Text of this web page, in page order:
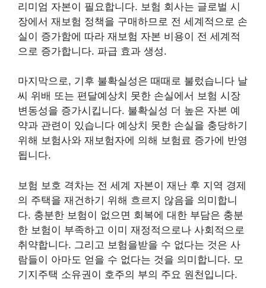
리미엄 자본이 필요합니다. 보험 회사는 글로벌 시
장에서 재보험 정책을 구매하므로 전 세계적으로 손
실이 증가함에 따라 재보험 자본 비용이 전 세계적
으로 증가합니다. 파급 효과 생성.
마지막으로, 기후 불확실성은 때때로 불렀습니다 날
씨 위배 또는 편달예상치 못한 손실에서 보험 시장
변동성을 증가시킵니다. 불확실성 더 높은 자본 예
약과 관련이 있습니다 예상치 못한 손실을 충당하기
위해 보험사와 재보험자에 의해 보험료 증가에 반영
됩니다.
보험 보호 격차는 전 세계 자본이 재난 후 지역 경제
의 주택을 재건하기 위해 흐르지 않음을 의미합니
다. 충분한 보험이 없으면 회복에 대한 부담은 충분
한 보험이 부족하고 이미 재정적으로나 사회적으로
취약합니다. 그리고 보험을받을 수 없다는 것은 사
람들이 아마도 얻을 수 없다는 것을 의미합니다. 모
기지 주택 소유권이 호주의 부의 주요 원천입니다.